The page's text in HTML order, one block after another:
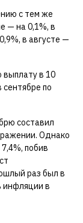
с тем же
— на 0,1%, в
в августе —
в 10
по
составил
Однако
побив
раз был в
инфляции в